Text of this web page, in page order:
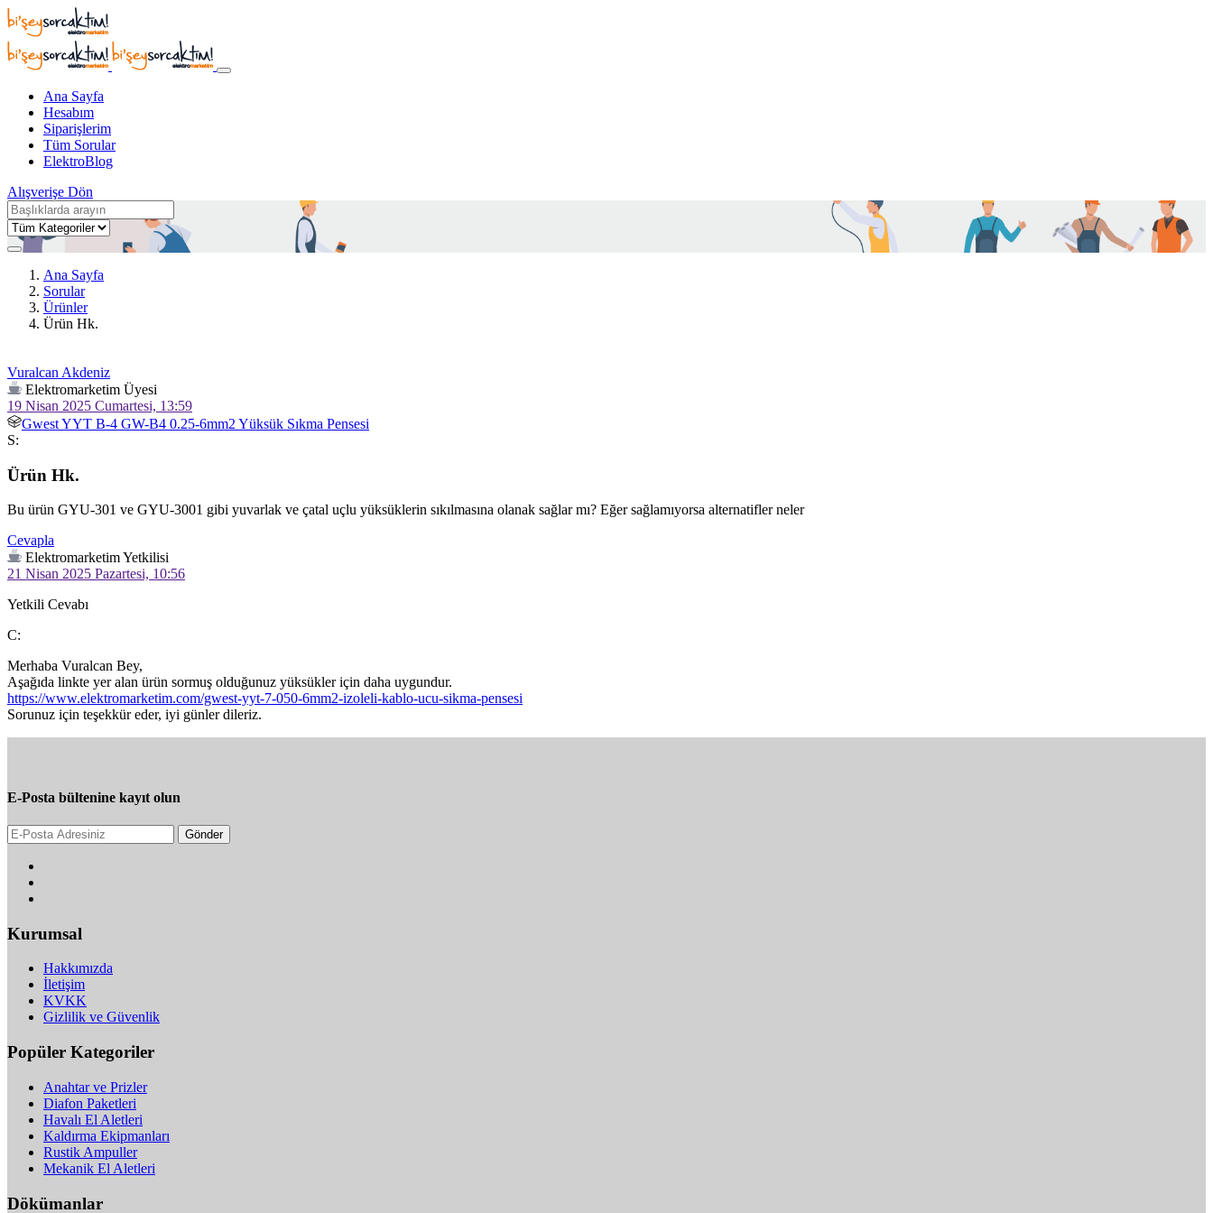
Ana Sayfa
Hesabım
Siparişlerim
Tüm Sorular
ElektroBlog
Alışverişe Dön
Ana Sayfa
Sorular
Ürünler
Ürün Hk.
Vuralcan Akdeniz
Elektromarketim Üyesi
19 Nisan 2025 Cumartesi, 13:59
Gwest YYT B-4 GW-B4 0.25-6mm2 Yüksük Sıkma Pensesi
S:
Ürün Hk.
Bu ürün GYU-301 ve GYU-3001 gibi yuvarlak ve çatal uçlu yüksüklerin sıkılmasına olanak sağlar mı? Eğer sağlamıyorsa alternatifler neler
Cevapla
Elektromarketim Yetkilisi
21 Nisan 2025 Pazartesi, 10:56
Yetkili Cevabı
C:
Merhaba Vuralcan Bey,
https://www.elektromarketim.com/gwest-yyt-7-050-6mm2-izoleli-kablo-ucu-sikma-pensesi
Sorunuz için teşekkür eder, iyi günler dileriz.
E-Posta bültenine kayıt olun
Gönder
Kurumsal
Hakkımızda
İletişim
KVKK
Gizlilik ve Güvenlik
Popüler Kategoriler
Anahtar ve Prizler
Diafon Paketleri
Havalı El Aletleri
Kaldırma Ekipmanları
Rustik Ampuller
Mekanik El Aletleri
Dökümanlar